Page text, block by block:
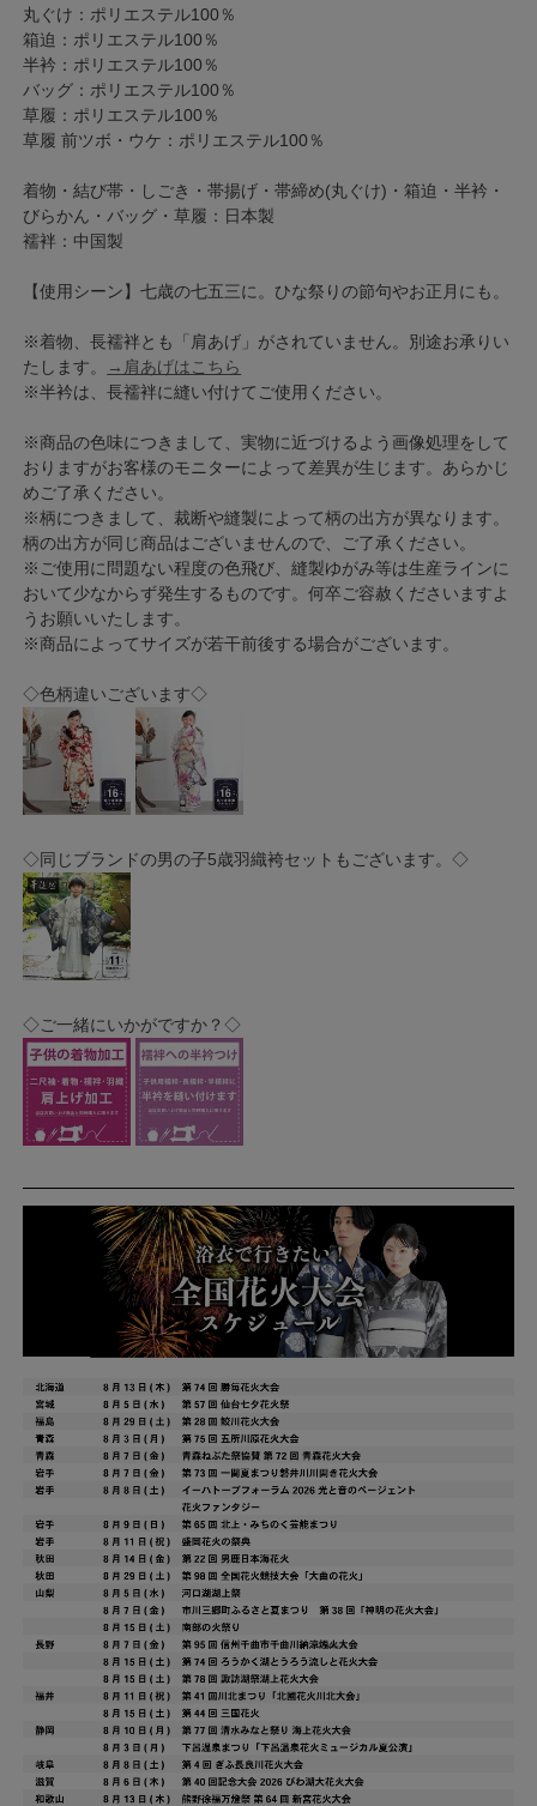
丸ぐけ：ポリエステル100％
箱迫：ポリエステル100％
半衿：ポリエステル100％
バッグ：ポリエステル100％
草履：ポリエステル100％
草履 前ツボ・ウケ：ポリエステル100％
着物・結び帯・しごき・帯揚げ・帯締め(丸ぐけ)・箱迫・半衿・
びらかん・バッグ・草履：日本製
襦袢：中国製
【使用シーン】七歳の七五三に。ひな祭りの節句やお正月にも。
※着物、長襦袢とも「肩あげ」がされていません。別途お承りい
たします。
→肩あげはこちら
※半衿は、長襦袢に縫い付けてご使用ください。
※商品の色味につきまして、実物に近づけるよう画像処理をして
おりますがお客様のモニターによって差異が生じます。あらかじ
めご了承ください。
※柄につきまして、裁断や縫製によって柄の出方が異なります。
柄の出方が同じ商品はございませんので、ご了承ください。
※ご使用に問題ない程度の色飛び、縫製ゆがみ等は生産ラインに
おいて少なからず発生するものです。何卒ご容赦くださいますよ
うお願いいたします。
※商品によってサイズが若干前後する場合がございます。
◇色柄違いございます◇
◇同じブランドの男の子5歳羽織袴セットもございます。◇
◇ご一緒にいかがですか？◇